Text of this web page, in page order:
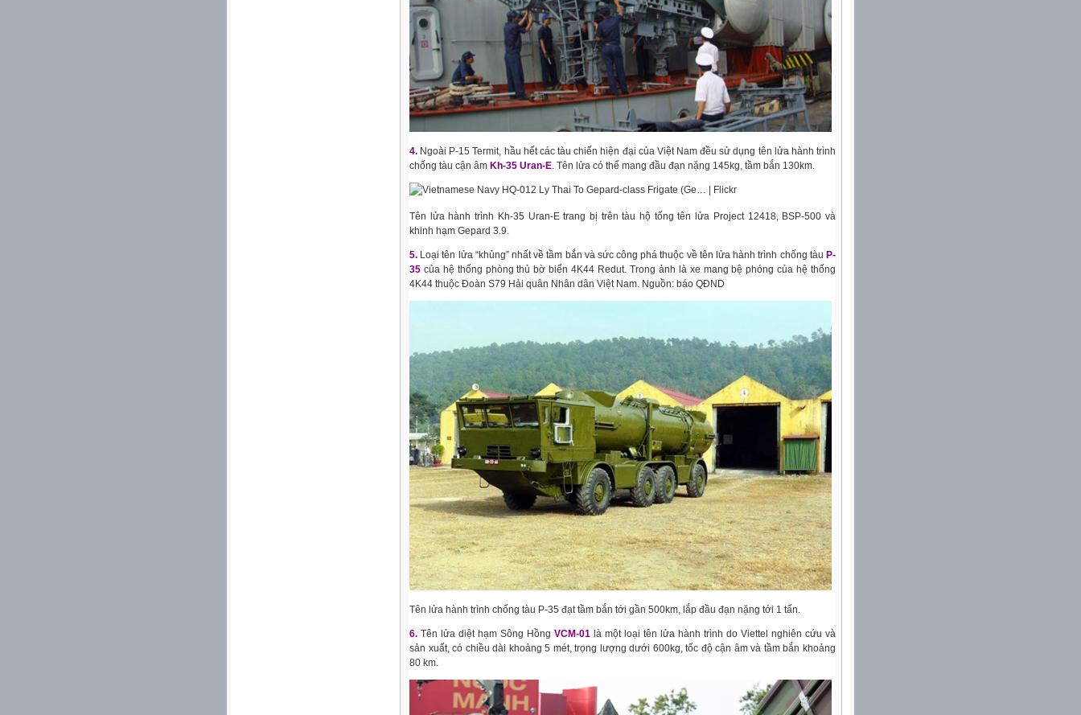
4. Ngoài P-15 Termit, hầu hết các tàu chiến hiện đại của Việt Nam đều sử dụng tên lửa hành trình
chống tàu cận âm Kh-35 Uran-E . Tên lửa có thể mang đầu đạn nặng 145kg, tầm bắn 130km.
Tên lửa hành trình Kh-35 Uran-E trang bị trên tàu hộ tống tên lửa Project 12418, BSP-500 và
khinh hạm Gepard 3.9.
5. Loại tên lửa “khủng” nhất về tầm bắn và sức công phá thuộc về tên lửa hành trình chống tàu P-
35 của hệ thống phòng thủ bờ biển 4K44 Redut. Trong ảnh là xe mang bệ phóng của hệ thống
4K44 thuộc Đoàn S79 Hải quân Nhân dân Việt Nam. Nguồn: báo QĐND
Tên lửa hành trình chống tàu P-35 đạt tầm bắn tới gần 500km, lắp đầu đạn nặng tới 1 tấn.
6. Tên lửa diệt hạm Sông Hồng VCM-01 là một loại tên lửa hành trình do Viettel nghiên cứu và
sản xuất, có chiều dài khoảng 5 mét, trọng lượng dưới 600kg, tốc độ cận âm và tầm bắn khoảng
80 km.